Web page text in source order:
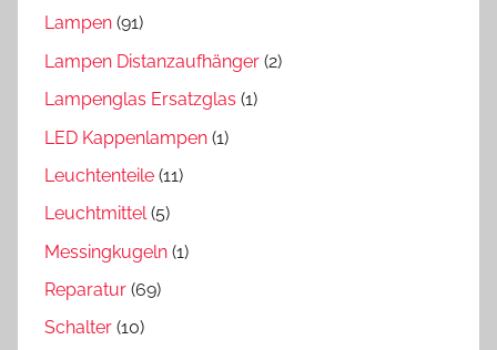
Lampen (91)
Lampen Distanzaufhänger (2)
Lampenglas Ersatzglas (1)
LED Kappenlampen (1)
Leuchtenteile (11)
Leuchtmittel(5)
Messingkugeln (1)
Reparatur (69)
Schalter (10)